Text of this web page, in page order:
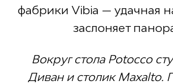
фабрики Vibia — удачная
заслоняет
Вокруг стола Potocco
Диван и столик Maxalto.